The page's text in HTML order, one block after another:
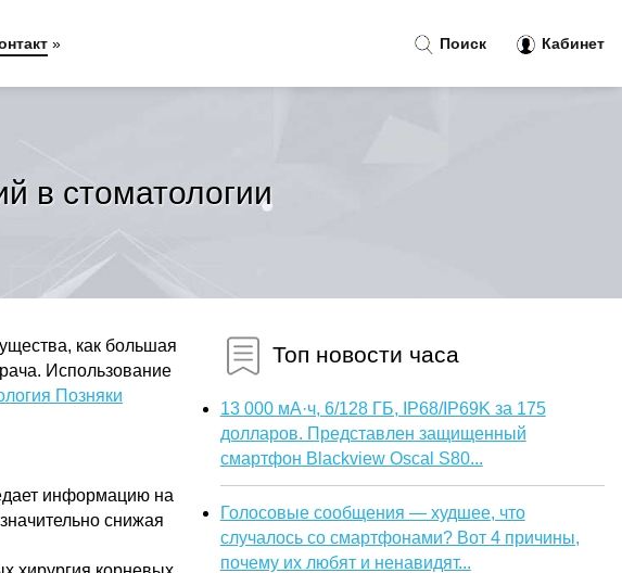
в стоматологии
как большая
Использование
Позняки
информацию на
снижая
Топ новости часа
13 000 мА·ч, 6/128 ГБ, IP68/IP69K за 175
долларов. Представлен защищенный
смартфон Blackview Oscal S80...
Голосовые сообщения — худшее, что
случалось со смартфонами? Вот 4 причины,
почему их любят и ненавидят...
Поиск Кабинет
»